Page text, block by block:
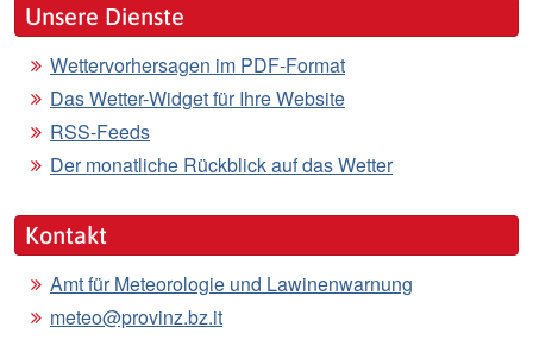
Unsere Dienste
Wettervorhersagen im PDF-Format
Das Wetter-Widget für Ihre Website
RSS-Feeds
Der monatliche Rückblick auf das Wetter
Kontakt
Amt für Meteorologie und Lawinenwarnung
meteo@provinz.bz.it